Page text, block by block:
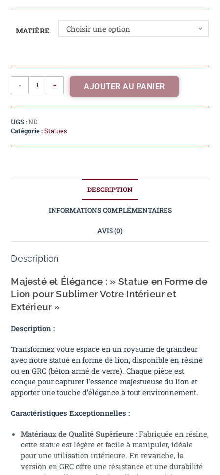
MATIÈRE Choisir une option
- + AJOUTER AU PANIER
UGS :ND
Catégorie :Statues
DESCRIPTION
INFORMATIONS COMPLÉMENTAIRES
AVIS (0)
Description
Majesté et Élégance : » Statue en Forme de
Lion pour Sublimer Votre Intérieur et
Extérieur »
Description :
Transformez votre espace en un royaume de grandeur
avec notre statue en forme de lion, disponible en résine
ou en GRC (béton armé de verre). Chaque pièce est
conçue pour capturer l’essence majestueuse du lion et
apporter une touche d’élégance à tout environnement.
Caractéristiques Exceptionnelles :
Matériaux de Qualité Supérieure : Fabriquée en résine,
cette statue est légère et facile à manipuler, idéale
pour une utilisation intérieure. En revanche, la
version en GRC offre une résistance et une durabilité